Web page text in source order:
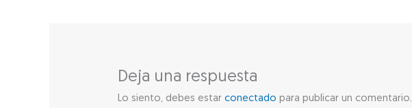
Deja una respuesta
Lo siento, debes estarconectado para publicar un comentario.